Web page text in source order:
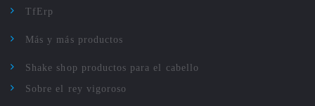
TfErp
Más y más productos
Shake shop productos para el cabello
Sobre el rey vigoroso